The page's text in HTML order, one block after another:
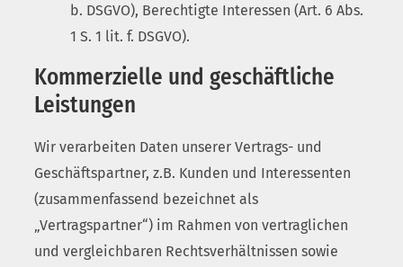
b. DSGVO), Berechtigte Interessen (Art. 6 Abs.
1 S. 1 lit. f. DSGVO).
Kommerzielle und geschäftliche
Leistungen
Wir verarbeiten Daten unserer Vertrags- und
Geschäftspartner, z.B. Kunden und Interessenten
(zusammenfassend bezeichnet als
„Vertragspartner“) im Rahmen von vertraglichen
und vergleichbaren Rechtsverhältnissen sowie